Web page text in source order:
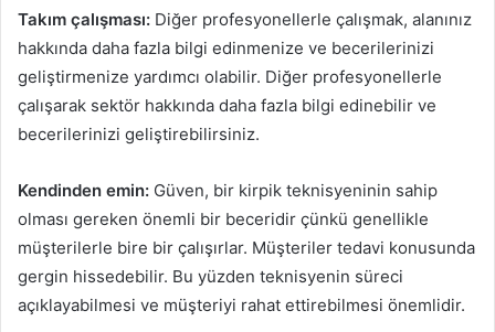
Takım çalışması: Diğer profesyonellerle çalışmak, alanınız
hakkında daha fazla bilgi edinmenize ve becerilerinizi
geliştirmenize yardımcı olabilir. Diğer profesyonellerle
çalışarak sektör hakkında daha fazla bilgi edinebilir ve
becerilerinizi geliştirebilirsiniz.
Kendinden emin: Güven, bir kirpik teknisyeninin sahip
olması gereken önemli bir beceridir çünkü genellikle
müşterilerle bire bir çalışırlar. Müşteriler tedavi konusunda
gergin hissedebilir. Bu yüzden teknisyenin süreci
açıklayabilmesi ve müşteriyi rahat ettirebilmesi önemlidir.